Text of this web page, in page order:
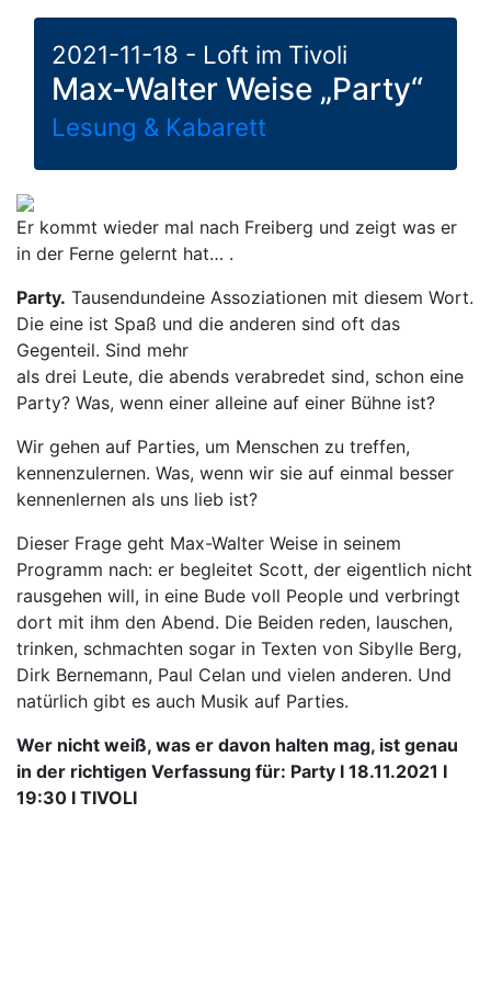
2021-11-18 - Loft im Tivoli
Max-Walter Weise „Party“
Lesung & Kabarett
Er kommt wieder mal nach Freiberg und zeigt was er
in der Ferne gelernt hat… .
Party. Tausendundeine Assoziationen mit diesem Wort.
Die eine ist Spaß und die anderen sind oft das
Gegenteil. Sind mehr
als drei Leute, die abends verabredet sind, schon eine
Party? Was, wenn einer alleine auf einer Bühne ist?
Wir gehen auf Parties, um Menschen zu treffen,
kennenzulernen. Was, wenn wir sie auf einmal besser
kennenlernen als uns lieb ist?
Dieser Frage geht Max-Walter Weise in seinem
Programm nach: er begleitet Scott, der eigentlich nicht
rausgehen will, in eine Bude voll People und verbringt
dort mit ihm den Abend. Die Beiden reden, lauschen,
trinken, schmachten sogar in Texten von Sibylle Berg,
Dirk Bernemann, Paul Celan und vielen anderen. Und
natürlich gibt es auch Musik auf Parties.
Wer nicht weiß, was er davon halten mag, ist genau
in der richtigen Verfassung für: Party I 18.11.2021 I
19:30 I TIVOLI